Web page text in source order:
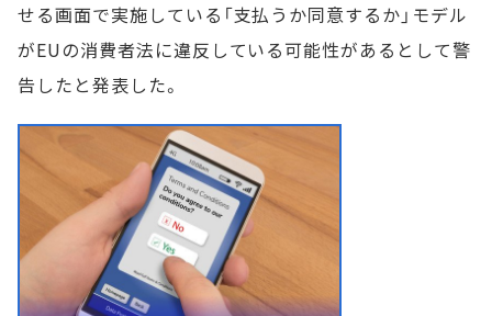
せる画面で実施している「支払うか同意するか」モデル
がEUの消費者法に違反している可能性があるとして警
告したと発表した。